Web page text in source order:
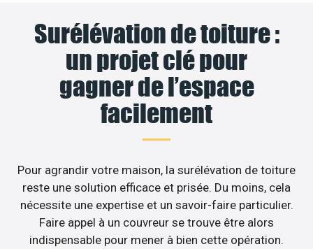
Surélévation de toiture :
un projet clé pour
gagner de l’espace
facilement
Pour agrandir votre maison, la surélévation de toiture
reste une solution efficace et prisée. Du moins, cela
nécessite une expertise et un savoir-faire particulier.
Faire appel à un couvreur se trouve être alors
indispensable pour mener à bien cette opération.